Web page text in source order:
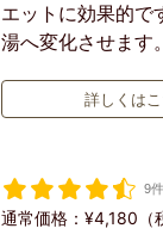
エットに効果的で
湯へ変化させます。
詳しくは
9件
通常価格：¥4,180（